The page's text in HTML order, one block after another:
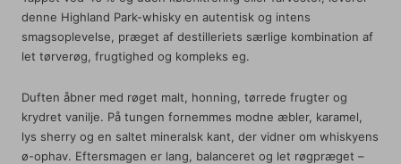
denne Highland Park-whisky en autentisk og intens
smagsoplevelse, præget af destilleriets særlige kombination af
let tørverøg, frugtighed og kompleks eg.
Duften åbner med røget malt, honning, tørrede frugter og
krydret vanilje. På tungen fornemmes modne æbler, karamel,
lys sherry og en saltet mineralsk kant, der vidner om whiskyens
ø-ophav. Eftersmagen er lang, balanceret og let røgpræget –